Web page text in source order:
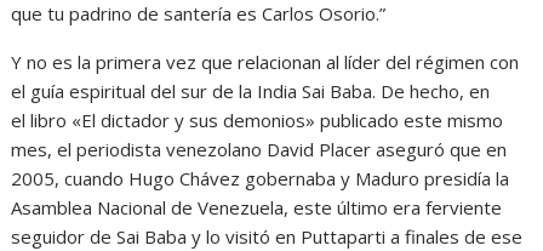
que tu padrino de santería es Carlos Osorio.”
Y no es la primera vez que relacionan al líder del régimen con
el guía espiritual del sur de la India Sai Baba. De hecho, en
el libro «El dictador y sus demonios» publicado este mismo
mes, el periodista venezolano David Placer aseguró que en
2005, cuando Hugo Chávez gobernaba y Maduro presidía la
Asamblea Nacional de Venezuela, este último era ferviente
seguidor de Sai Baba y lo visitó en Puttaparti a finales de ese